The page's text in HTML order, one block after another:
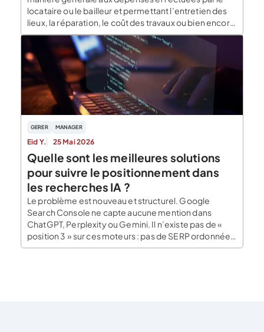
locataire ou le bailleur et permettant l’entretien des
lieux, la réparation, le coût des travaux ou bien encore
les différents impôts, taxes et redevance liés au bail
commercial. La répartition du paiement des
différentes charges entre le preneur et […]
GERER MANAGER
Eid Y. 25 Mai 2026
Quelle sont les meilleures solutions
pour suivre le positionnement dans
les recherches IA ?
Le problème est nouveau et structurel. Google
Search Console ne capte aucune mention dans
ChatGPT, Perplexity ou Gemini. Il n’existe pas de «
position 3 » sur ces moteurs : pas de SERP ordonnée,
pas de classement stable, juste une probabilité